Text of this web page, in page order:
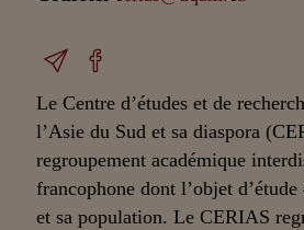
Le Centre d’études et de
l’Asie du Sud et sa diaspora
regroupement académique
francophone dont l’objet
et sa population. Le CERIAS